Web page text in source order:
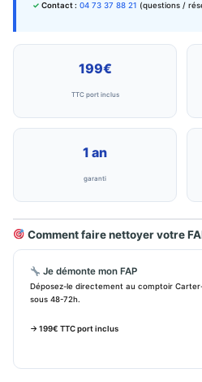
Contact : 04 73 37 88 21 (questions /
199€
TTC port inclus
1 an
garanti
Comment faire nettoyer votre
Je démonte mon FAP
Déposez-le directement au comptoir
sous 48-72h.
→ 199€ TTC port inclus